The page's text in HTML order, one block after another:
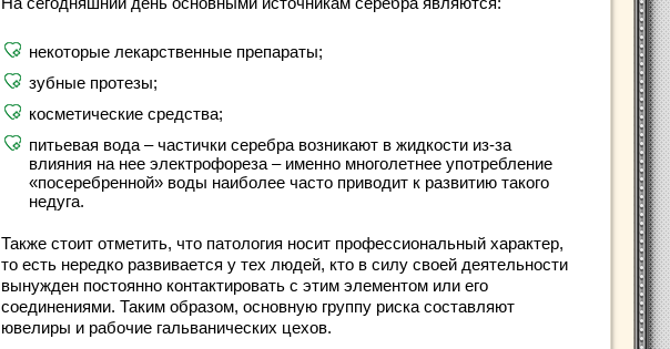
некоторые лекарственные препараты;
зубные протезы;
косметические средства;
питьевая вода – частички серебра возникают в жидкости из-за
влияния на нее электрофореза – именно многолетнее употребление
«посеребренной» воды наиболее часто приводит к развитию такого
недуга.
Также стоит отметить, что патология носит профессиональный характер,
то есть нередко развивается у тех людей, кто в силу своей деятельности
вынужден постоянно контактировать с этим элементом или его
соединениями. Таким образом, основную группу риска составляют
ювелиры и рабочие гальванических цехов.